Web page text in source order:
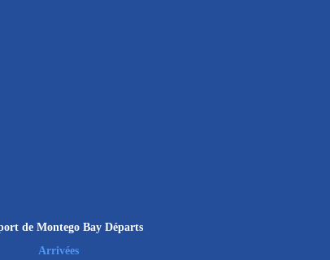
de Montego Bay Départs
Arrivées